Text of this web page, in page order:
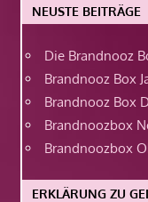
NEUSTE BEITRÄGE
Die Brandnooz
Brandnooz Box
Brandnooz Box
Brandnoozbox
Brandnoozbox
ERKLÄRUNG ZU